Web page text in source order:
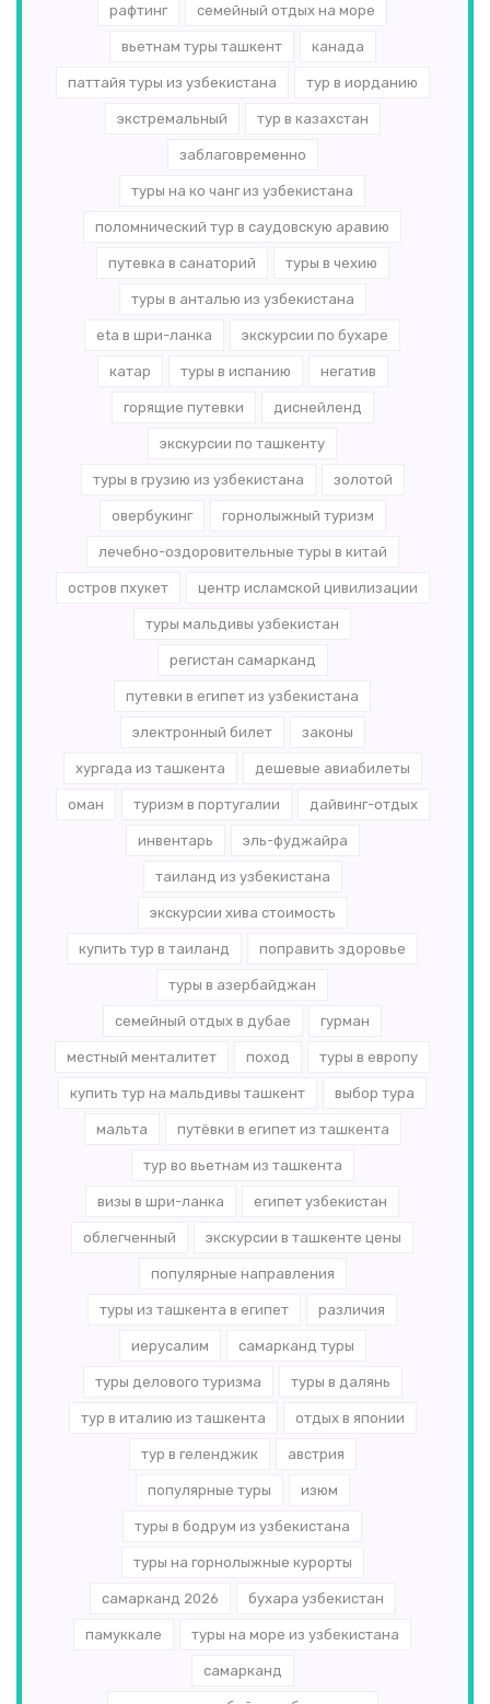
рафтинг семейный отдых на море
вьетнам туры ташкент канада
паттайя туры из узбекистана тур в иорданию
экстремальный тур в казахстан
заблаговременно
туры на ко чанг из узбекистана
поломнический тур в саудовскую аравию
путевка в санаторий туры в чехию
туры в анталью из узбекистана
eta в шри-ланка экскурсии по бухаре
катар туры в испанию негатив
горящие путевки диснейленд
экскурсии по ташкенту
туры в грузию из узбекистана золотой
овербукинг горнолыжный туризм
лечебно-оздоровительные туры в китай
остров пхукет центр исламской цивилизации
туры мальдивы узбекистан
регистан самарканд
путевки в египет из узбекистана
электронный билет законы
хургада из ташкента дешевые авиабилеты
оман туризм в португалии дайвинг-отдых
инвентарь эль-­фуджайра
таиланд из узбекистана
экскурсии хива стоимость
купить тур в таиланд поправить здоровье
туры в азербайджан
семейный отдых в дубае гурман
местный менталитет поход туры в европу
купить тур на мальдивы ташкент выбор тура
мальта путёвки в египет из ташкента
тур во вьетнам из ташкента
визы в шри-ланка египет узбекистан
облегченный экскурсии в ташкенте цены
популярные направления
туры из ташкента в египет различия
иерусалим самарканд туры
туры делового туризма туры в далянь
тур в италию из ташкента отдых в японии
тур в геленджик австрия
популярные туры изюм
туры в бодрум из узбекистана
туры на горнолыжные курорты
самарканд 2026 бухара узбекистан
памуккале туры на море из узбекистана
самарканд